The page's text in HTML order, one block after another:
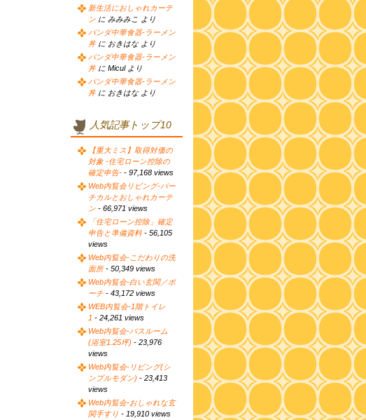
新生活におしゃれカーテ
ン に みみみこ より
パンダ中華食器-ラーメン
丼に おきはな より
パンダ中華食器-ラーメン
丼に Micul より
パンダ中華食器-ラーメン
丼に おきはな より
人気記事トップ10
【重大ミス】取得対価の
対象 -住宅ローン控除の
確定申告- - 97,168 views
Web内覧会リビング-バー
チカルとおしゃれカーテ
ン - 66,971 views
「住宅ローン控除」確定
申告と準備資料 - 56,105
views
Web内覧会-こだわりの洗
面所- 50,349 views
Web内覧会-白い玄関／ポ
ーチ - 43,172 views
WEB内覧会-1階トイレ
1 - 24,261 views
Web内覧会-バスルーム
(浴室1.25坪) - 23,976
views
Web内覧会-リビング(シ
ンプルモダン) - 23,413
views
Web内覧会-おしゃれな玄
関手すり - 19,910 views